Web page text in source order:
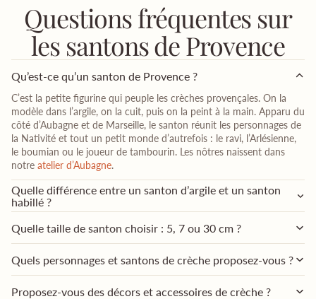
Questions fréquentes sur
les santons de Provence
Qu’est-ce qu’un santon de Provence ?
C’est la petite figurine qui peuple les crèches provençales. On la
modèle dans l’argile, on la cuit, puis on la peint à la main. Apparu du
côté d’Aubagne et de Marseille, le santon réunit les personnages de
la Nativité et tout un petit monde d’autrefois : le ravi, l’Arlésienne,
le boumian ou le joueur de tambourin. Les nôtres naissent dans
notre atelier d’Aubagne.
Quelle différence entre un santon d’argile et un santon
habillé ?
Quelle taille de santon choisir : 5, 7 ou 30 cm ?
Quels personnages et santons de crèche proposez-vous ?
Proposez-vous des décors et accessoires de crèche ?